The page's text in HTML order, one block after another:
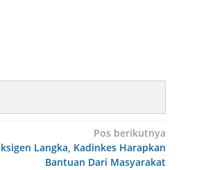
Pos berikutnya
Langka, Kadinkes Harapkan
Bantuan Dari Masyarakat